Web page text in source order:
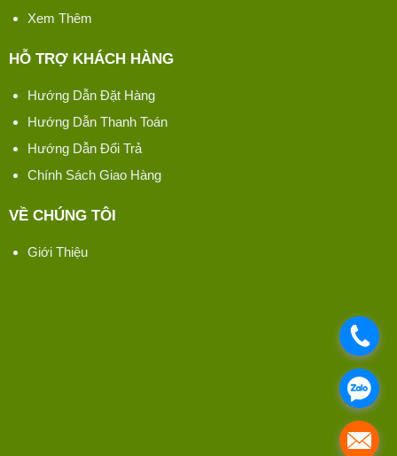
Xem Thêm
HỖ TRỢ KHÁCH HÀNG
Hướng Dẫn Đặt Hàng
Hướng Dẫn Thanh Toán
Hướng Dẫn Đổi Trả
Chính Sách Giao Hàng
VỀ CHÚNG TÔI
Giới Thiệu
.
.
.